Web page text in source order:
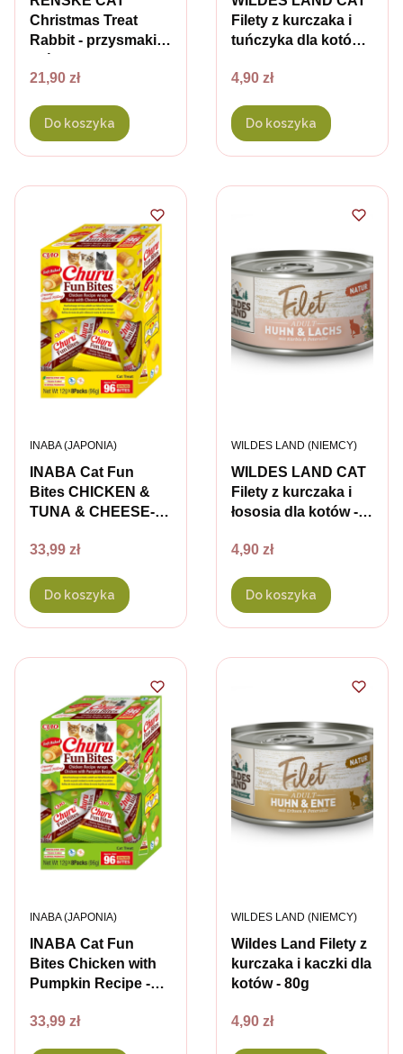
Christmas Treat
Rabbit - przysmaki z
edycja świąteczna -
Cena
21,90 zł
Do koszyka
Filety z kurczaka i
tuńczyka dla kotów -
Cena
4,90 zł
Do koszyka
INABA Cat Fun
Bites CHICKEN &
TUNA & CHEESE-
kurczakiem,
dla kotów - 8 szt. x
12 g
PRODUCENT
INABA (JAPONIA)
Cena
33,99 zł
Do koszyka
WILDES LAND CAT
Filety z kurczaka i
łososia dla kotów -
PRODUCENT
WILDES LAND (NIEMCY)
Cena
4,90 zł
Do koszyka
INABA Cat Fun
Bites Chicken with
Pumpkin Recipe -
kurczakiem i dynią
PRODUCENT
INABA (JAPONIA)
Cena
33,99 zł
Wildes Land Filety z
kurczaka i kaczki dla
kotów - 80g
PRODUCENT
WILDES LAND (NIEMCY)
Cena
4,90 zł